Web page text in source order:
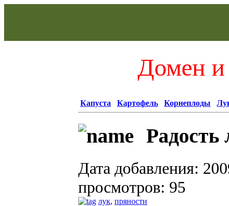
Домен и
Капуста Картофель Корнеплоды
Радость
Дата добавления:
просмотров: 95
лук, пряности